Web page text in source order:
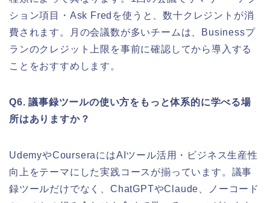
ション項目・Ask Fredを使うと、数十クレジントが消
費されます。月の会議数が多いチームは、Businessプ
ランのクレジット上限を事前に確認してから導入する
ことをおすすめします。
Q6. 議事録ツールの使い方をもっと体系的に学べる場
所はありますか？
UdemyやCourseraにはAIツール活用・ビジネス生産性
向上をテーマにした実践コースが揃っています。議事
録ツールだけでなく、ChatGPTやClaude、ノーコード